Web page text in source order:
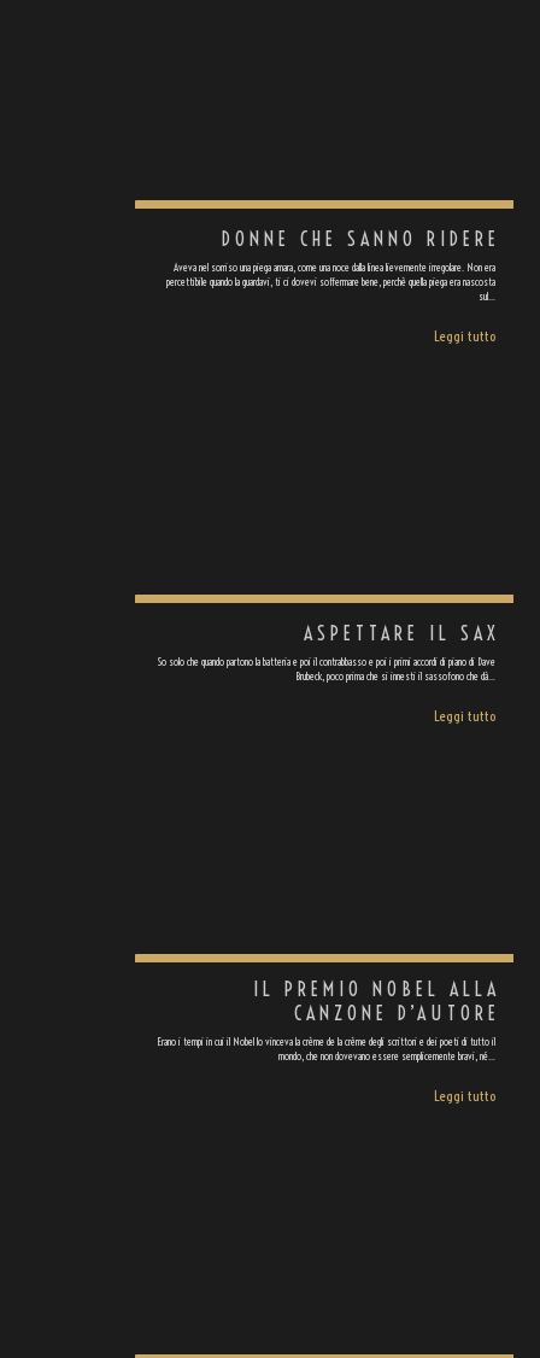
DONNE CHE SANNO RIDERE
Aveva nel sorriso una piega amara, come una noce dalla linea lievemente irregolare. Non era
percettibile quando la guardavi, ti ci dovevi soffermare bene, perchè quella piega era nascosta
sul…
Leggi tutto
ASPETTARE IL SAX
So solo che quando partono la batteria e poi il contrabbasso e poi i primi accordi di piano di Dave
Brubeck, poco prima che si innesti il sassofono che dà…
Leggi tutto
IL PREMIO NOBEL ALLA
CANZONE D’AUTORE
Erano i tempi in cui il Nobel lo vinceva la crème de la crème degli scrittori e dei poeti di tutto il
mondo, che non dovevano essere semplicemente bravi, né…
Leggi tutto